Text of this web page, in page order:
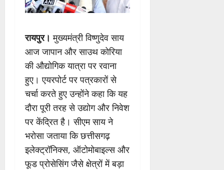
रायपुर। मुख्यमंत्री विष्णुदेव साय
आज जापान और साउथ कोरिया
की औद्योगिक यात्रा पर रवाना
हुए। एयरपोर्ट पर पत्रकारों से
चर्चा करते हुए उन्होंने कहा कि यह
दौरा पूरी तरह से उद्योग और निवेश
पर केंद्रित है। सीएम साय ने
भरोसा जताया कि छत्तीसगढ़
इलेक्ट्रॉनिक्स, ऑटोमोबाइल्स और
फूड प्रोसेसिंग जैसे क्षेत्रों में बड़ा